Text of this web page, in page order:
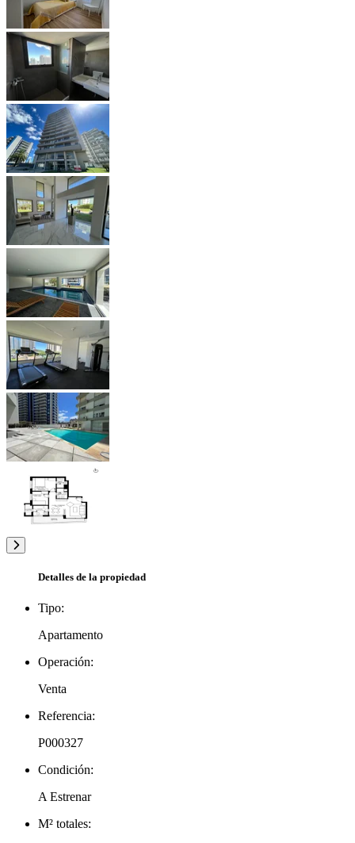
Detalles de la propiedad
Tipo:
Apartamento
Operación:
Venta
Referencia:
P000327
Condición:
A Estrenar
M² totales: